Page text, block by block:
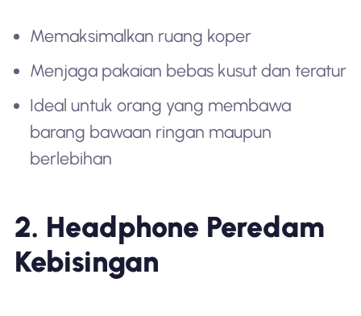
Memaksimalkan ruang koper
Menjaga pakaian bebas kusut dan teratur
Ideal untuk orang yang membawa
barang bawaan ringan maupun
berlebihan
2. Headphone Peredam
Kebisingan